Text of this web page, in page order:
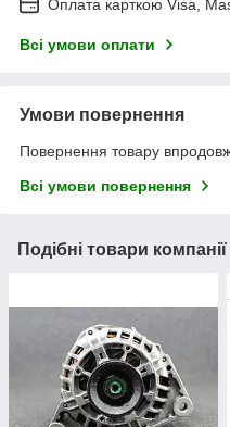
Оплата карткою Visa,
Всі умови оплати
Умови повернення
Повернення товару
Всі умови повернення
Подібні товари компанії